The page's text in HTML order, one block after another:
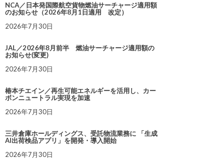
NCA／日本発国際航空貨物燃油サーチャージ適用額
のお知らせ（2026年8月1日適用 改定）
2026年7月30日
JAL／2026年8月前半 燃油サーチャージ適用額の
お知らせ(変更)
2026年7月30日
椿本チエイン／再生可能エネルギーを活用し、カー
ボンニュートラル実現を加速
2026年7月30日
三井倉庫ホールディングス、受託物流業務に 「生成
AI出荷検品アプリ」を開発・導入開始
2026年7月30日